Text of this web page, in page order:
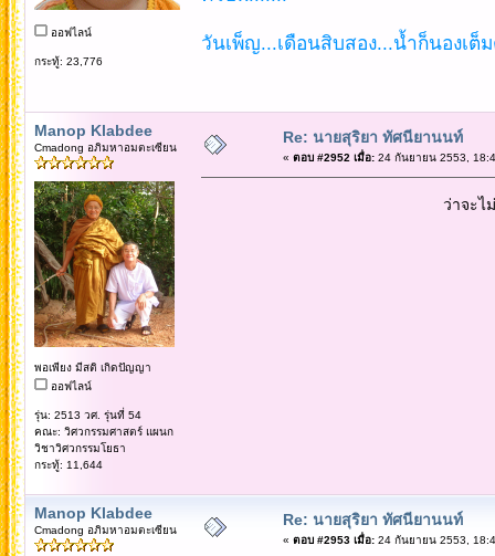
ออฟไลน์
กระทู้: 23,776
วันเพ็ญ...เดือนสิบสอง...น้ำก็นองเต็
Manop Klabdee
Cmadong อภิมหาอมตะเซียน
พอเพียง มีสติ เกิดปัญญา
ออฟไลน์
รุ่น: 2513 วศ. รุ่นที่ 54
คณะ: วิศวกรรมศาสตร์ แผนก
วิชาวิศวกรรมโยธา
กระทู้: 11,644
Re: นายสุริยา ทัศนียานนท์
« ตอบ #2952 เมื่อ:24 กันยายน 2553,
ว่าจะไ
Manop Klabdee
Cmadong อภิมหาอมตะเซียน
Re: นายสุริยา ทัศนียานนท์
« ตอบ #2953 เมื่อ:24 กันยายน 2553,